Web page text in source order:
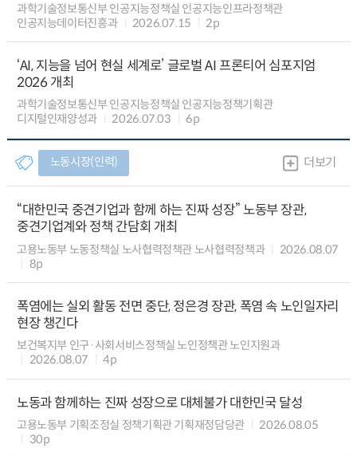
과학기술정보통신부 인공지능정책실 인공지능인프라정책관
인공지능데이터진흥과
2026.07.15 2p
‘AI, 지능을 넘어 현실 세계로’ 글로벌 AI 프론티어 심포지엄
2026 개최
과학기술정보통신부 인공지능정책실 인공지능정책기획관
디지털인재양성과
2026.07.03 6p
노동시장(인력) 더보기
“대한민국 중견기업과 함께 하는 진짜 성장” 노동부 장관,
중견기업계와 정책 간담회 개최
고용노동부 노동정책실 노사협력정책관 노사협력정책과
2026.08.07
8p
폭염에는 실외 활동 전면 중단, 정은경 장관, 폭염 속 노인일자리
현장 챙긴다
보건복지부 인구·사회서비스정책실 노인정책관 노인지원과
2026.08.07
4p
노동과 함께하는 진짜 성장으로 대체불가 대한민국 달성
고용노동부 기획조정실 정책기획관 기획재정담당관
2026.08.05
30p